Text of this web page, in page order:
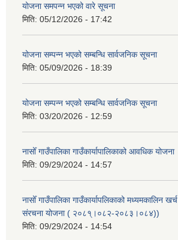
योजना समपन्न भएको वारे सूचना
मिति: 05/12/2026 - 17:42
योजना सम्पन्न भएको सम्बन्धि सार्वजनिक सूचना
मिति: 05/09/2026 - 18:39
योजना सम्पन्न भएको सम्बन्धि सार्वजनिक सूचना
मिति: 03/20/2026 - 12:59
नासोँ गाउँपालिका गाउँकार्यापालिकाको आवधिक योजना
मिति: 09/29/2024 - 14:57
नासोँ गाउँपालिका गाउँकार्यापलिकाको मध्यमकालिन खर्च
संरचना योजना ( २०८१्।०८२-२०८३।०८४))
मिति: 09/29/2024 - 14:54